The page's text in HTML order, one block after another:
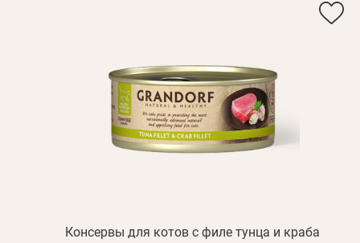
Консервы для котов с филе тунца и краба
Вам